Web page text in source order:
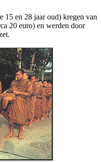
15 en 28 jaar oud) kregen van
20 euro) en werden door